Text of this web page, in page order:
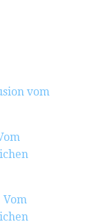
vom